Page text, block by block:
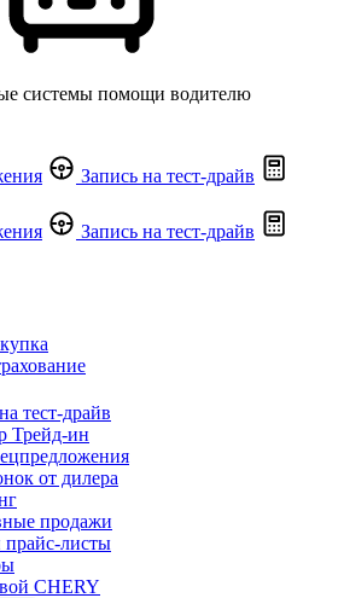
системы помощи водителю
Запись на тест-драйв
Запись на тест-драйв
тест-драйв
Трейд-ин
от дилера
продажи
листы
CHERY